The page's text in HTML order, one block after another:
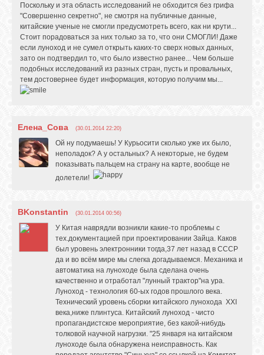
Поскольку и эта область исследований не обходится без грифа
"Совершенно секретно", не смотря на публичные данные,
китайские ученые не смогли предусмотреть всего, как ни крути...
Стоит порадоваться за них только за то, что они СМОГЛИ! Даже
если луноход и не сумел открыть каких-то сверх новых данных,
зато он подтвердил то, что было известно ранее... Чем больше
подобных исследований из разных стран, пусть и провальных,
тем достовернее будет информация, которую получим мы...
Елена_Сова (30.01.2014 22:20)
Ой ну подумаешь! У Курьосити сколько уже их было,
неполадок? А у остальных? А некоторые, не будем
показывать пальцем на страну на карте, вообще не
долетели!
BKonstantin (30.01.2014 00:56)
У Китая наврядли возникли какие-то проблемы с
тех.документацией при проектировании Зайца. Каков
был уровень электронники тогда,37 лет назад в СССР
да и во всём мире мы слегка догадываемся. Механика и
автоматика на луноходе была сделана очень
качественно и отработал "лунный трактор"на ура.
Луноход - технология 60-ых годов прошлого века.
Технический уровень сборки китайского лунохода ХХI
века,ниже плинтуса. Китайский луноход - чисто
пропагандистское мероприятие, без какой-нибудь
толковой научной нагрузки. "25 января на китайском
луноходе была обнаружена неисправность. Как